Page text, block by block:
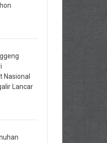
Nasional
Lancar